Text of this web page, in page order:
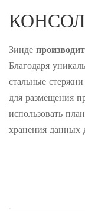
Зинде
Благодаря
стальные
для размещения
использовать
хранения данных